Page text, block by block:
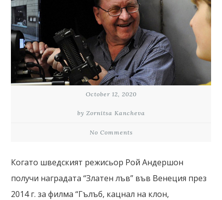
October 12, 2020
by Zornitsa Kancheva
No Comments
Когато шведският режисьор Рой Андершон
получи наградата “Златен лъв” във Венеция през
2014 г. за филма “Гълъб, кацнал на клон,